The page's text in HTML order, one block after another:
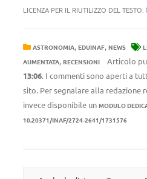
LICENZA PER IL RIUTILIZZO DEL TESTO:
ASTRONOMIA, EDUINAF, NEWS
AUMENTATA, RECENSIONI Articolo
13:06. I commenti sono aperti a
sito. Per segnalare alla redazione
invece disponibile un MODULO
10.20371/INAF/2724-2641/1731576